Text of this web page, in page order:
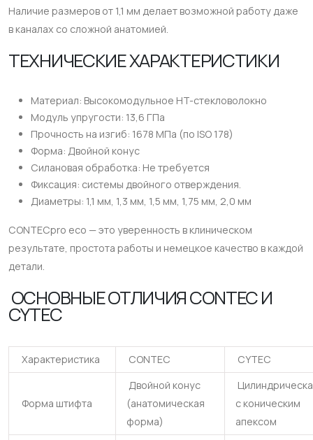
Наличие размеров от 1,1 мм делает возможной работу даже
в каналах со сложной анатомией.
ТЕХНИЧЕСКИЕ ХАРАКТЕРИСТИКИ
Материал: Высокомодульное HT-стекловолокно
Модуль упругости: 13,6 ГПа
Прочность на изгиб: 1678 МПа (по ISO 178)
Форма: Двойной конус
Силановая обработка: Не требуется
Фиксация: системы двойного отверждения.
Диаметры: 1,1 мм, 1,3 мм, 1,5 мм, 1,75 мм, 2,0 мм
CONTECpro eco — это уверенность в клиническом
результате, простота работы и немецкое качество в каждой
детали.
ОСНОВНЫЕ ОТЛИЧИЯ CONTEC И
CYTEC
Характеристика CONTEC CYTEC
Форма штифта
Двойной конус
(анатомическая
форма)
с коническим
апексом